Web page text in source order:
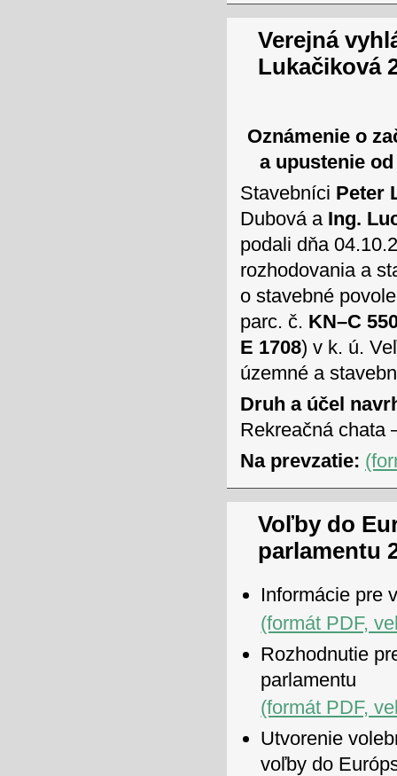
Verejná
Lukačiková
Oznámenie o
a upustenie
Stavebníci Peter
Dubová a Ing.
podali dňa
rozhodovania a
o stavebné
parc. č. KN–C
E 1708) v k. ú.
územné a
Druh a účel
Rekreačná chata
Na prevzatie:
Voľby do
parlamentu
Informácie pre
(formát PDF,
Rozhodnutie
parlamentu
(formát PDF,
Utvorenie
voľby do